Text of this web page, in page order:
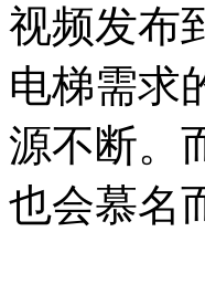
视频发布
电梯需求
源不断。
也会慕名